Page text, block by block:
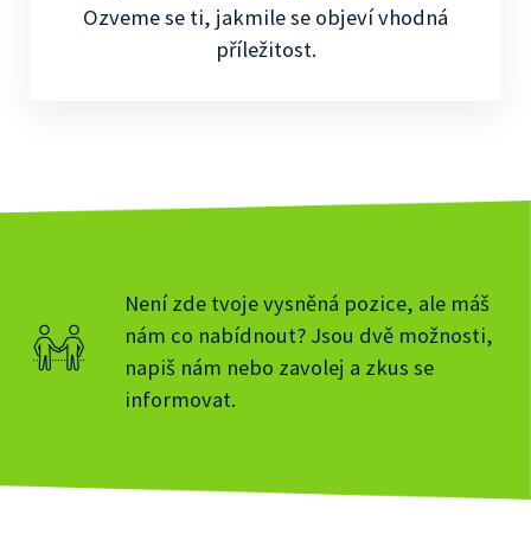
Ozveme se ti, jakmile se objeví vhodná
příležitost.
Není zde tvoje vysněná pozice, ale máš
nám co nabídnout? Jsou dvě možnosti,
napiš nám nebo zavolej a zkus se
informovat.